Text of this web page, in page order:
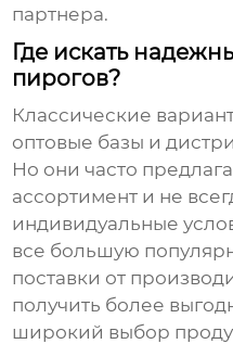
партнера.
Где искать
пирогов?
Классические
оптовые базы и
Но они часто
ассортимент и не
индивидуальные
все большую
поставки от
получить более
широкий выбор